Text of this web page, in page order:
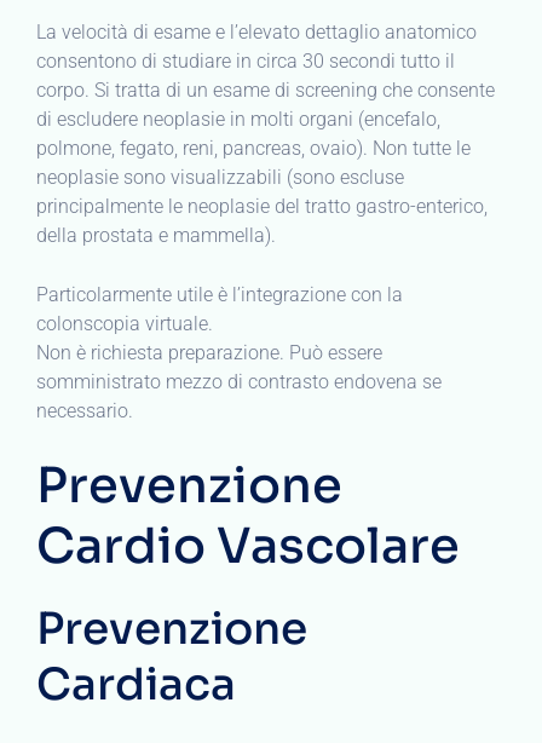
La velocità di esame e l’elevato dettaglio anatomico
consentono di studiare in circa 30 secondi tutto il
corpo. Si tratta di un esame di screening che consente
di escludere neoplasie in molti organi (encefalo,
polmone, fegato, reni, pancreas, ovaio). Non tutte le
neoplasie sono visualizzabili (sono escluse
principalmente le neoplasie del tratto gastro-enterico,
della prostata e mammella).
Particolarmente utile è l’integrazione con la
colonscopia virtuale.
Non è richiesta preparazione. Può essere
somministrato mezzo di contrasto endovena se
necessario.
Prevenzione
Cardio Vascolare
Prevenzione
Cardiaca